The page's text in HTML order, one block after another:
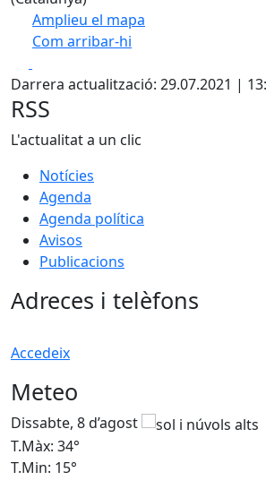
Amplieu el mapa
Com arribar-hi
+
−
Darrera actualització: 29.07.2021 |
RSS
L'actualitat a un clic
Notícies
Agenda
Agenda política
Avisos
Publicacions
Adreces i telèfons
Accedeix
Meteo
Dissabte, 8 d’agost
T.Màx: 34°
T.Min: 15°